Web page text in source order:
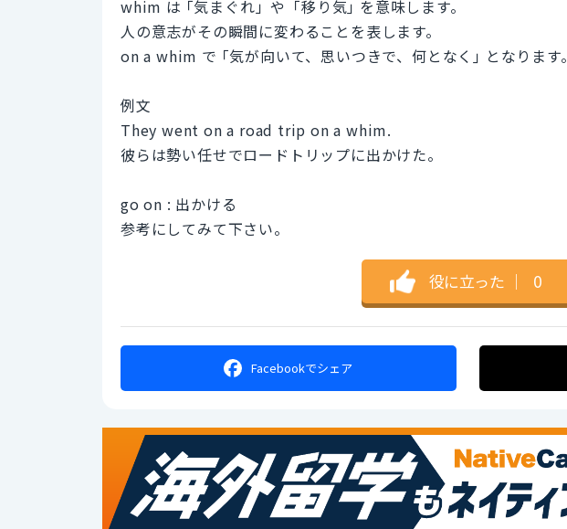
whim は ｢気まぐれ」や「移り気｣ を意味します。
人の意志がその瞬間に変わることを表します。
on a whim で ｢気が向いて、思いつきで、何となく｣ となります。
例文
They went on a road trip on a whim.
彼らは勢い任せでロードトリップに出かけた。
go on : 出かける
参考にしてみて下さい。
役に立った ｜ 0
Facebookでシェア